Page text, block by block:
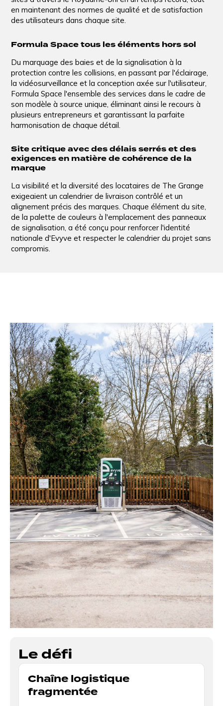
en maintenant des normes de qualité et de satisfaction
des utilisateurs dans chaque site.
Formula Space tous les éléments hors sol
Du marquage des baies et de la signalisation à la
protection contre les collisions, en passant par l'éclairage,
la vidéosurveillance et la conception axée sur l'utilisateur,
Formula Space l'ensemble des services dans le cadre de
son modèle à source unique, éliminant ainsi le recours à
plusieurs entrepreneurs et garantissant la parfaite
harmonisation de chaque détail.
Site critique avec des délais serrés et des
exigences en matière de cohérence de la
marque
La visibilité et la diversité des locataires de The Grange
exigeaient un calendrier de livraison contrôlé et un
alignement précis des marques. Chaque élément du site,
de la palette de couleurs à l'emplacement des panneaux
de signalisation, a été conçu pour renforcer l'identité
nationale d'Evyve et respecter le calendrier du projet sans
compromis.
Le défi
Chaîne logistique
fragmentée